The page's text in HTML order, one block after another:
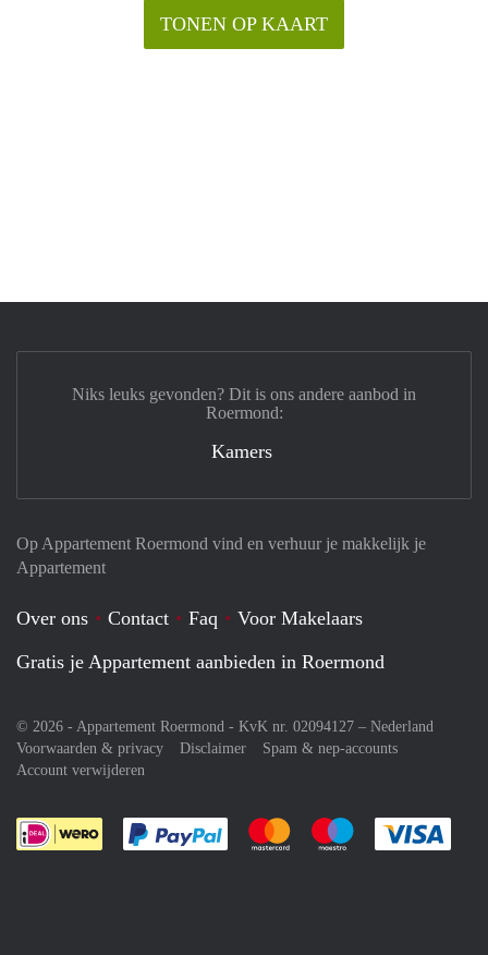
TONEN OP KAART
Op Appartement Roermond vind en verhuur je makkelijk je
Appartement
Over ons Contact Faq
Voor Makelaars
Gratis je Appartement aanbieden in Roermond
© 2026 - Appartement Roermond - KvK nr. 02094127 – Nederland
Voorwaarden & privacy
Disclaimer
Spam & nep-accounts
Account verwijderen
Je rekent gemakkelijk af met Paypal
Je rekent gemakkelijk af met
Je rekent
Niks leuks gevonden? Dit is ons andere aanbod in
Roermond:
Kamers